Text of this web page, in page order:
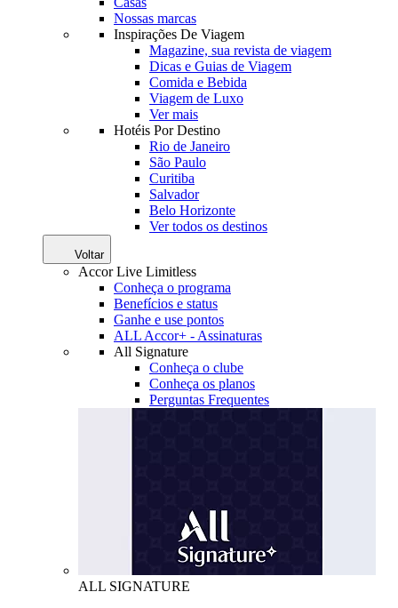
Nossas marcas
Inspirações De Viagem
Magazine, sua revista de viagem
Dicas e Guias de Viagem
Comida e Bebida
Viagem de Luxo
Ver mais
Hotéis Por Destino
Rio de Janeiro
São Paulo
Curitiba
Salvador
Belo Horizonte
Ver todos os destinos
Voltar
Accor Live Limitless
Conheça o programa
Benefícios e status
Ganhe e use pontos
ALL Accor+ - Assinaturas
All Signature
Conheça o clube
Conheça os planos
Perguntas Frequentes
ALL SIGNATURE